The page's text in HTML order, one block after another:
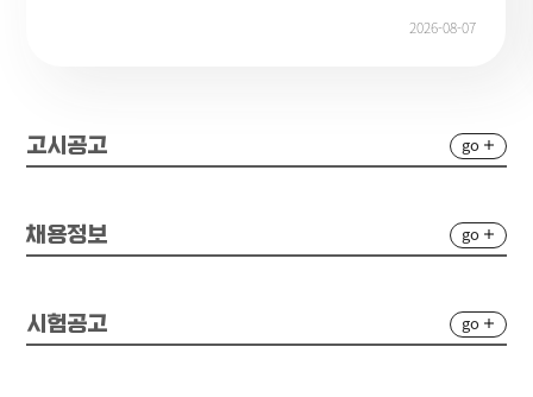
12:10, 16:45, 20:50) , 거제 고현발(09:40, 14:30, 18:55,
고현발(08:10, 13:05, 17:35, 21:30)동남여객(주) 차량의 고장(수소
연료 소모량 문제)으로 인한 제작사 A/S상태로 일부 결행이 이어지는
상황입니다. 불편을 드려 죄송합니다.결행시 부득이 다음 차량을 이
송사업조합, 동남여객
2026-08-07
고시공고 go
채용정보 go
시험공고 go